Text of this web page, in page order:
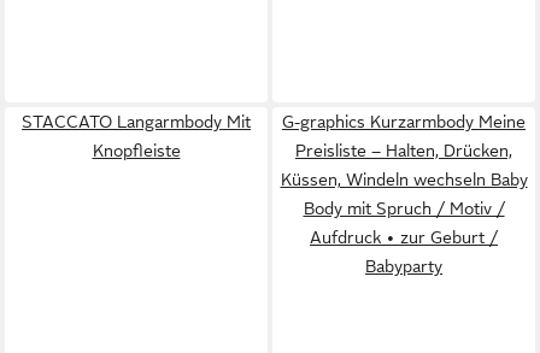
STACCATO Langarmbody Mit
Knopfleiste
G-graphics Kurzarmbody Meine
Preisliste – Halten, Drücken,
Küssen, Windeln wechseln Baby
Body mit Spruch / Motiv /
Aufdruck • zur Geburt /
Babyparty